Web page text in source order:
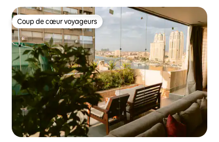
Coup de cœur voyageurs
Coup de cœur voyageurs